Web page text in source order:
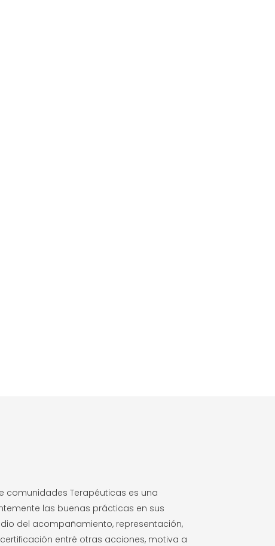
comunidades Terapéuticas es una
las buenas prácticas en sus
del acompañamiento, representación,
entré otras acciones, motiva a